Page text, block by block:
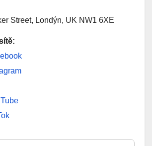
Street, Londýn, UK NW1 6XE